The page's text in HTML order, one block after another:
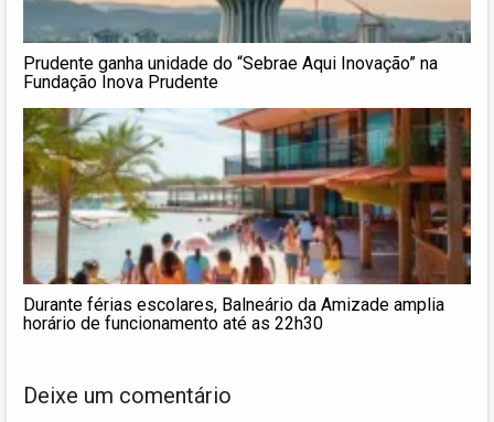
Prudente ganha unidade do “Sebrae Aqui Inovação” na
Fundação Inova Prudente
Durante férias escolares, Balneário da Amizade amplia
horário de funcionamento até as 22h30
Deixe um comentário